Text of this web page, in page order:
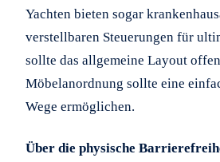
Yachten bieten sogar
verstellbaren Steuerungen für
sollte das allgemeine Layout
Möbelanordnung sollte eine
Wege ermöglichen.
Über die physische